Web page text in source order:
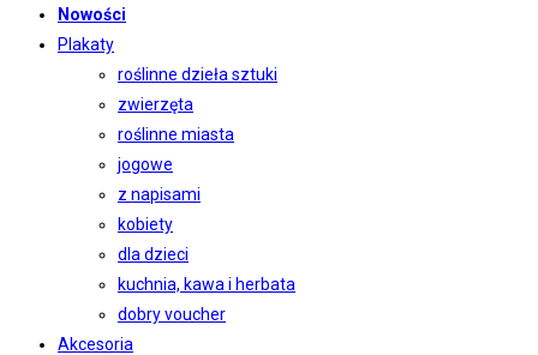
Nowości
Plakaty
roślinne dzieła sztuki
zwierzęta
roślinne miasta
jogowe
z napisami
kobiety
dla dzieci
kuchnia, kawa i herbata
dobry voucher
Akcesoria